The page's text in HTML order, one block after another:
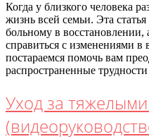
08
Когда у близкого человека
жизнь всей семьи. Эта
больному в
справиться с изменениями
постараемся помочь вам
распространенные
Уход за